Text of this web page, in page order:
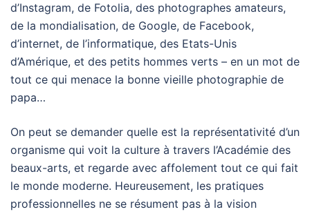
d’Instagram, de Fotolia, des photographes amateurs,
de la mondialisation, de Google, de Facebook,
d’internet, de l’informatique, des Etats-Unis
d’Amérique, et des petits hommes verts – en un mot de
tout ce qui menace la bonne vieille photographie de
papa…
On peut se demander quelle est la représentativité d’un
organisme qui voit la culture à travers l’Académie des
beaux-arts, et regarde avec affolement tout ce qui fait
le monde moderne. Heureusement, les pratiques
professionnelles ne se résument pas à la vision